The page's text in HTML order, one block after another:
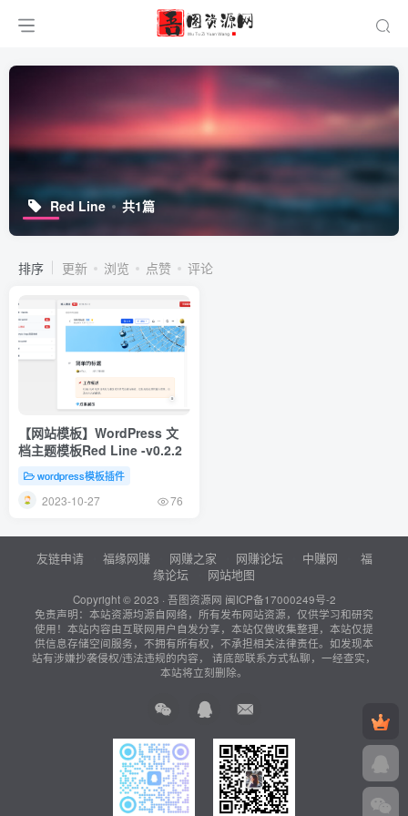
Red Line 共1篇
排序 更新 浏览 点赞 评论
【网站模板】WordPress 文
档主题模板Red Line -v0.2.2
wordpress模板插件
2023-10-27 76
友链申请 福缘网赚 网赚之家 网赚论坛 中赚网
福
缘论坛
网站地图
Copyright © 2023 · 吾图资源网 闽ICP备17000249号-2
免责声明：本站资源均源自网络，所有发布网站资源，仅供学习和研究
使用！本站内容由互联网用户自发分享，本站仅做收集整理，本站仅提
供信息存储空间服务，不拥有所有权，不承担相关法律责任。如发现本
站有涉嫌抄袭侵权/违法违规的内容， 请底部联系方式私聊，一经查实，
本站将立刻删除。